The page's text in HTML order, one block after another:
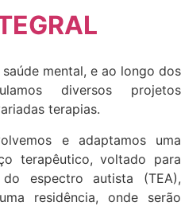
mental, e ao longo dos
diversos projetos
terapias.
e adaptamos uma
terapêutico, voltado para
espectro autista (TEA),
residência, onde serão